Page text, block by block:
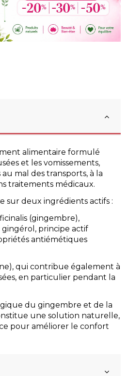
alimentaire formulé
et les vomissements,
mal des transports, à la
traitements médicaux.
sur deux ingrédients actifs :
(gingembre),
gingérol, principe actif
antiémétiques
qui contribue également à
en particulier pendant la
du gingembre et de la
une solution naturelle,
pour améliorer le confort